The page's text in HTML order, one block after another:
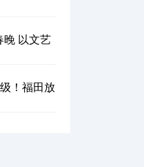
晚 以文艺
！福田放